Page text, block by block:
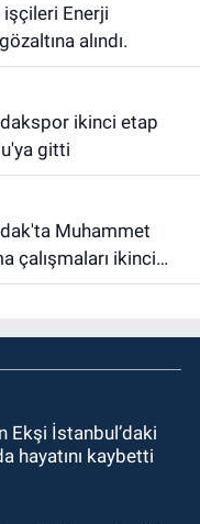
alındı.
gitti
çalışmaları ikinci
indirim fırsatı.
Ekşi İstanbul’daki
hayatını kaybetti